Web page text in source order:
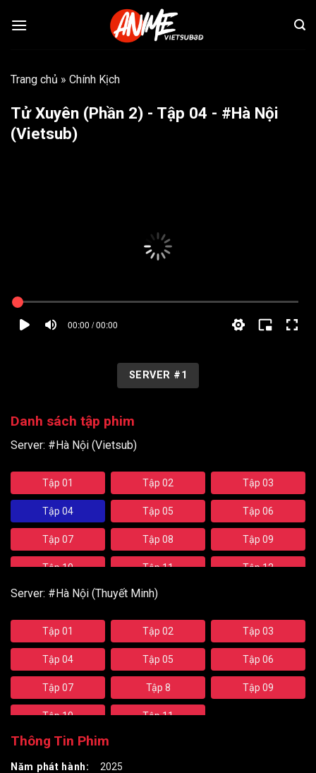
qua
Trang chủ » Chính Kịch
Tử Xuyên (Phần 2) - Tập 04 - #Hà Nội
(Vietsub)
00:00 / 00:00
SERVER #1
Danh sách tập phim
Server: #Hà Nội (Vietsub)
Tập 01 Tập 02 Tập 03
Tập 04 Tập 05 Tập 06
Tập 07 Tập 08 Tập 09
Tập 10 Tập 11 Tập 12
Tập 13 Tập 14
Tập 16 Tập 17 Tập 18
Tập 19 Tập 20 Tập 21
Tập 22 Tập 23 Tập 24
Tập 25
Server: #Hà Nội (Thuyết Minh)
Tập 01 Tập 02 Tập 03
Tập 04 Tập 05 Tập 06
Tập 07 Tập 8 Tập 09
Tập 10 Tập 11
Thông Tin Phim
Năm phát hành:
2025